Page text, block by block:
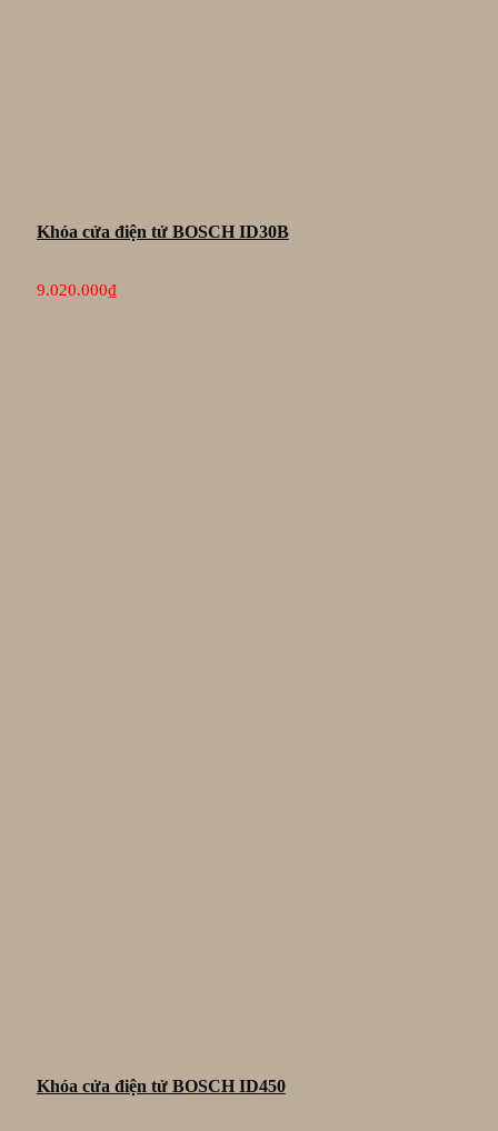
Khóa cửa điện tử BOSCH ID30B
9.020.000₫
Khóa cửa điện tử BOSCH ID450